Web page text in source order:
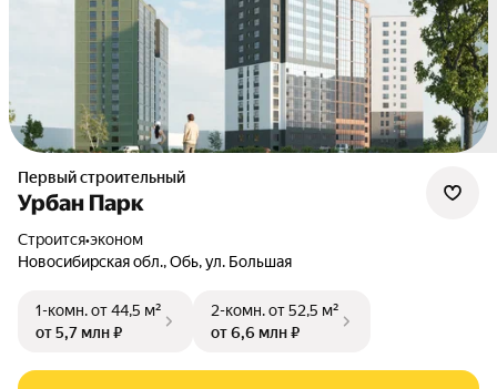
Первый строительный
Урбан Парк
Строится•эконом
Новосибирская обл., Обь, ул. Большая
1-комн.от 44,5 м²
от 5,7 млн ₽
2-комн.от 52,5 м²
от 6,6 млн ₽